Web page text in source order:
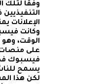
وفقًا لتلك
الإعلانات
وكانت
الوقت،
على
فيسبوك
يسمح